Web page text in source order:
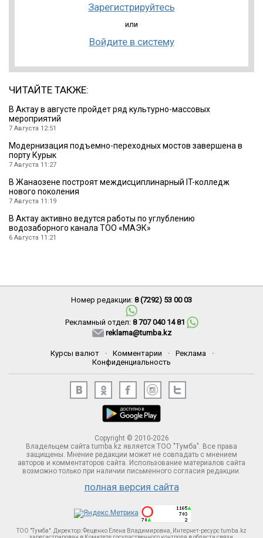
Зарегистрируйтесь
или
Войдите в систему
ЧИТАЙТЕ ТАКЖЕ:
В Актау в августе пройдет ряд культурно-массовых
мероприятий
7 Августа 12:51
Модернизация подъемно-переходных мостов завершена в
порту Курык
7 Августа 11:27
В Жанаозене построят междисциплинарный IT-колледж
нового поколения
7 Августа 11:19
В Актау активно ведутся работы по углублению
водозаборного канала ТОО «МАЭК»
6 Августа 11:21
Номер редакции: 8 (7292) 53 00 03
Рекламный отдел: 8 707 040 14 81
reklama@tumba.kz
Курсы валют · Комментарии · Реклама
·
Конфиденциальность
Copyright © 2010-2026
Владельцем сайта tumba.kz является ТОО "Тумба". Все права
защищены. Мнение редакции может не совпадать с мнением
авторов и комментаторов сайта. Использование материалов сайта
возможно только при наличии письменного согласия редакции.
полная версия сайта
ТОО "Тумба". Директор: Фещенко Елена Владимировна, Интернет-ресурс tumba.kz